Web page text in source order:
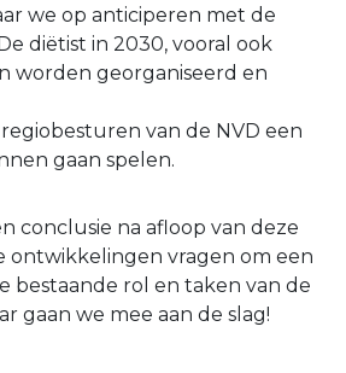
we op anticiperen met de
diëtist in 2030, vooral ook
worden georganiseerd en
van de NVD een
gaan spelen.
conclusie na afloop van deze
ontwikkelingen vragen om een
bestaande rol en taken van de
gaan we mee aan de slag!